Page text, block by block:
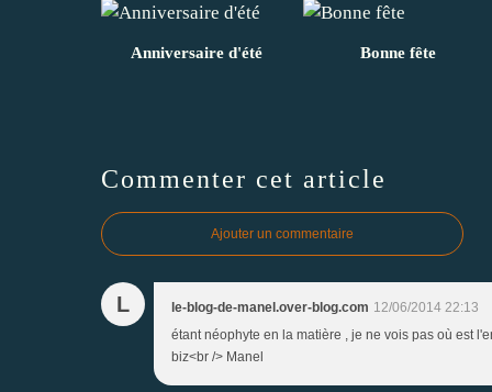
Anniversaire d'été Bonne fête
Commenter cet article
Ajouter un commentaire
L le-blog-de-manel.over-blog.com 12/06/2014 22:13
étant néophyte en la matière , je ne vois pas où est
biz<br /> Manel